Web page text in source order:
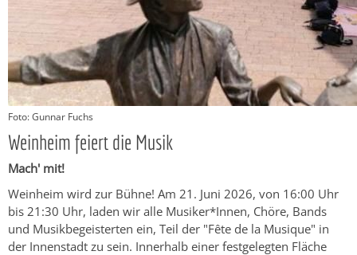
Foto: Gunnar Fuchs
Weinheim feiert die Musik
Mach' mit!
Weinheim wird zur Bühne! Am 21. Juni 2026, von 16:00 Uhr
bis 21:30 Uhr, laden wir alle Musiker*Innen, Chöre, Bands
und Musikbegeisterten ein, Teil der "Fête de la Musique" in
der Innenstadt zu sein. Innerhalb einer festgelegten Fläche